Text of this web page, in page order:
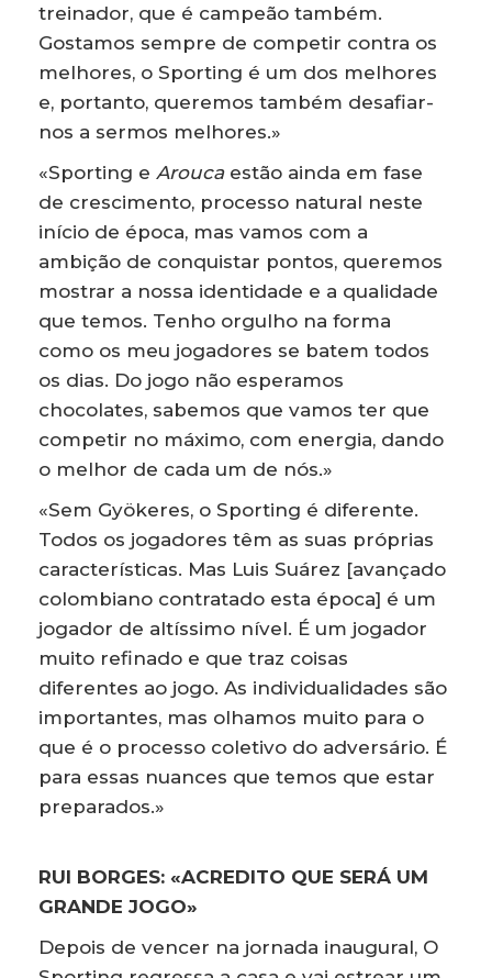
treinador, que é campeão também.
Gostamos sempre de competir contra os
melhores, o Sporting é um dos melhores
e, portanto, queremos também desafiar-
nos a sermos melhores.»
«Sporting e Aroucaestão ainda em fase
de crescimento, processo natural neste
início de época, mas vamos com a
ambição de conquistar pontos, queremos
mostrar a nossa identidade e a qualidade
que temos. Tenho orgulho na forma
como os meu jogadores se batem todos
os dias. Do jogo não esperamos
chocolates, sabemos que vamos ter que
competir no máximo, com energia, dando
o melhor de cada um de nós.»
«Sem Gyökeres, o Sporting é diferente.
Todos os jogadores têm as suas próprias
características. Mas Luis Suárez [avançado
colombiano contratado esta época] é um
jogador de altíssimo nível. É um jogador
muito refinado e que traz coisas
diferentes ao jogo. As individualidades são
importantes, mas olhamos muito para o
que é o processo coletivo do adversário. É
para essas nuances que temos que estar
preparados.»
RUI BORGES: «ACREDITO QUE SERÁ UM
GRANDE JOGO»
Depois de vencer na jornada inaugural, O